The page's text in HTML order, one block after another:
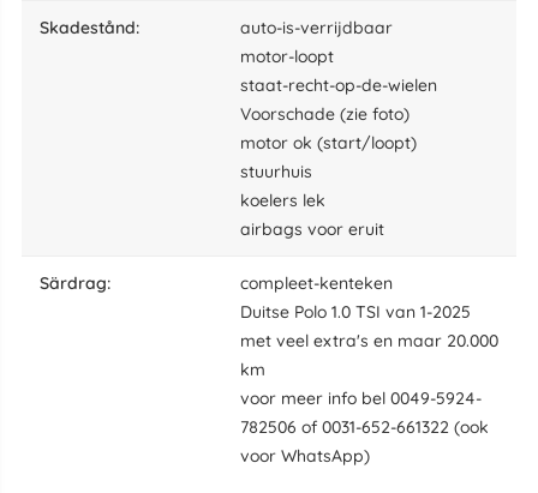
skadestånd:
auto-is-verrijdbaar
motor-loopt
staat-recht-op-de-wielen
Voorschade (zie foto)
motor ok (start/loopt)
stuurhuis
koelers lek
airbags voor eruit
särdrag:
compleet-kenteken
Duitse Polo 1.0 TSI van 1-2025
met veel extra's en maar 20.000
km
voor meer info bel 0049-5924-
782506 of 0031-652-661322 (ook
voor WhatsApp)